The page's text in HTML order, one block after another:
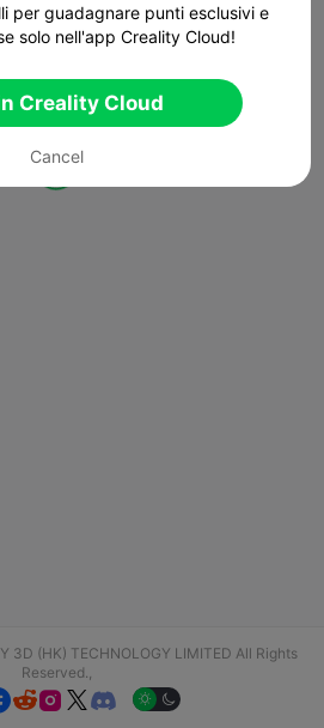
3D (HK) TECHNOLOGY LIMITED All Rights
Reserved.,
  
per guadagnare punti esclusivi e
solo nell'app Creality Cloud!
Creality Cloud
Cancel